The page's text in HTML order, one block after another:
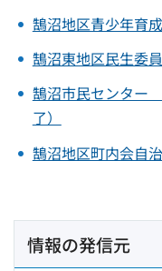
鵠沼地区青少年育
鵠沼東地区民生委
鵠沼市民センター
了）
鵠沼地区町内会自
情報の発信元